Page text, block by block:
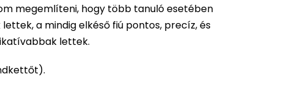
megemlíteni, hogy több tanuló esetében
a mindig elkéső fiú pontos, precíz, és
lettek.